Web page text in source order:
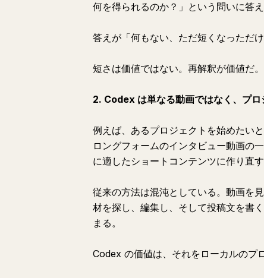
何を得られるのか？」という問いに答え
答えが「何もない、ただ短くなっただけ
短さは価値ではない。再解釈が価値だ。
2. Codex は単なる動画ではなく、プロ
例えば、あるプロジェクトを始めたい
ロングフォームのインタビュー動画
に適したショートコンテンツに作り直す
従来の方法は混沌としている。動画を
材を探し、編集し、そして投稿文を書
まる。
Codex の価値は、それをローカルのプ